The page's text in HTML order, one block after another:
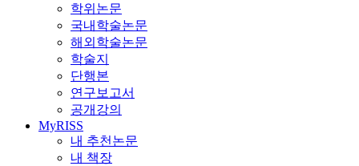
학위논문
국내학술논문
해외학술논문
학술지
단행본
연구보고서
공개강의
MyRISS
내 추천논문
내 책장